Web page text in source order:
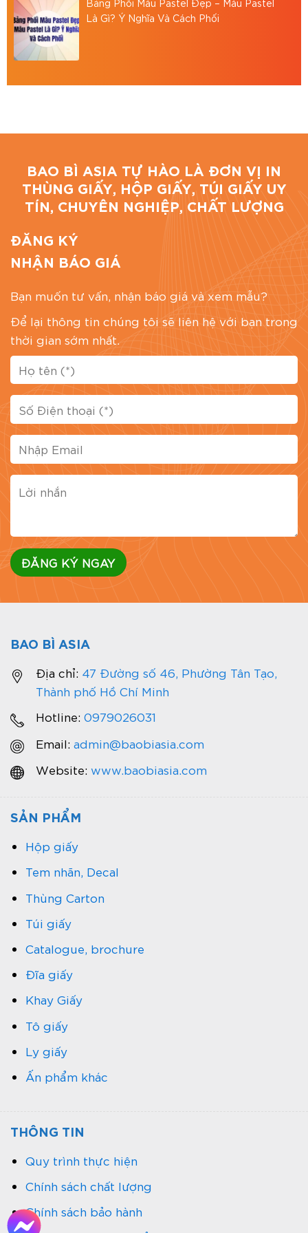
Bảng Phối Màu Pastel Đẹp – Màu Pastel
Là Gì? Ý Nghĩa Và Cách Phối
BAO BÌ ASIA TỰ HÀO LÀ ĐƠN VỊ IN
THÙNG GIẤY, HỘP GIẤY, TÚI GIẤY UY
TÍN, CHUYÊN NGHIỆP, CHẤT LƯỢNG
ĐĂNG KÝ
NHẬN BÁO GIÁ
Bạn muốn tư vấn, nhận báo giá và xem mẫu?
Để lại thông tin chúng tôi sẽ liên hệ với bạn trong
thời gian sớm nhất.
BAO BÌ ASIA
Địa chỉ: 47 Đường số 46, Phường Tân Tạo,
Thành phố Hồ Chí Minh
Hotline: 0979026031
Email: admin@baobiasia.com
Website: www.baobiasia.com
SẢN PHẨM
Hộp giấy
Tem nhãn, Decal
Thùng Carton
Túi giấy
Catalogue, brochure
Đĩa giấy
Khay Giấy
Tô giấy
Ly giấy
Ấn phẩm khác
THÔNG TIN
Quy trình thực hiện
Chính sách chất lượng
Chính sách bảo hành